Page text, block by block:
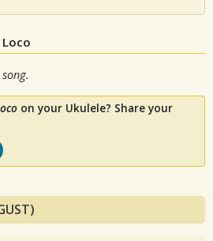
on your Ukulele? Share your